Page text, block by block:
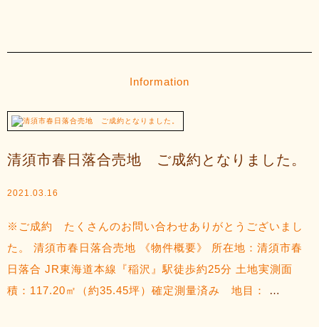
Information
清須市春日落合売地 ご成約となりました。
2021.03.16
※ご成約 たくさんのお問い合わせありがとうございまし
た。 清須市春日落合売地 《物件概要》 所在地：清須市春
日落合 JR東海道本線『稲沢』駅徒歩約25分 土地実測面
積：117.20㎡（約35.45坪）確定測量済み 地目：
…